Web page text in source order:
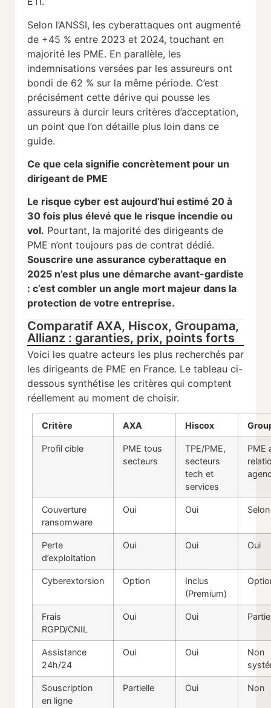
Selon l’ANSSI, les cyberattaques ont augmenté
de +45 % entre 2023 et 2024, touchant en
majorité les PME. En parallèle, les
indemnisations versées par les assureurs ont
bondi de 62 % sur la même période. C’est
précisément cette dérive qui pousse les
assureurs à durcir leurs critères d’acceptation,
un point que l’on détaille plus loin dans ce
guide.
Ce que cela signifie concrètement pour un
dirigeant de PME
Le risque cyber est aujourd’hui estimé 20 à
30 fois plus élevé que le risque incendie ou
vol. Pourtant, la majorité des dirigeants de
PME n’ont toujours pas de contrat dédié.
Souscrire une assurance cyberattaque en
2025 n’est plus une démarche avant-gardiste
: c’est combler un angle mort majeur dans la
protection de votre entreprise.
Comparatif AXA, Hiscox, Groupama,
Allianz : garanties, prix, points forts
Voici les quatre acteurs les plus recherchés par
les dirigeants de PME en France. Le tableau ci-
dessous synthétise les critères qui comptent
réellement au moment de choisir.
Critère AXA Hiscox
Profil cible
PME tous
secteurs
TPE/PME,
secteurs
tech et
services
PME
Couverture
ransomware
Oui Oui
Perte
d’exploitation
Oui Oui Oui
Cyberextorsion Option
Inclus
(Premium)
Frais
RGPD/CNIL
Oui Oui
Assistance
24h/24
Oui Oui
Non
Souscription
en ligne
Partielle Oui Non